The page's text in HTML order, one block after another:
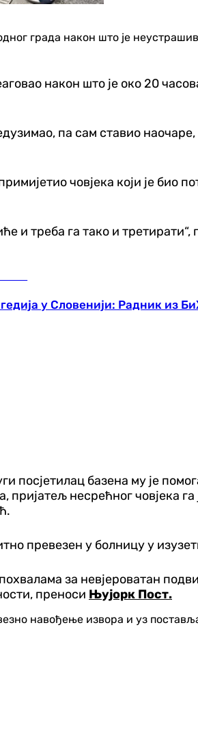
града након што је
након што је око 20
па сам ставио наочаре,
човјека који је био
и треба га тако и
у Словенији: Радник из
посјетилац базена му је
несрећног човјека
превезен у болницу у
за невјероватан
преноси Њујорк Пост.
навођење извора и уз